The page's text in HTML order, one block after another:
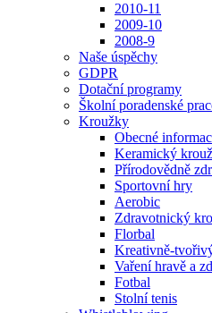
2010-11
2009-10
2008-9
Naše úspěchy
GDPR
Dotační programy
Školní poradenské
Kroužky
Obecné
Keramický
Přírodovědně
Sportovní hry
Aerobic
Zdravotnický
Florbal
Kreativně-
Vaření hravě a
Fotbal
Stolní tenis